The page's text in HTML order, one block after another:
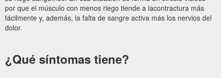
por que el músculo con menos riego tiende a lacontractura más
fácilmente y, además, la falta de sangre activa más los nervios del
dolor.
¿Qué síntomas tiene?